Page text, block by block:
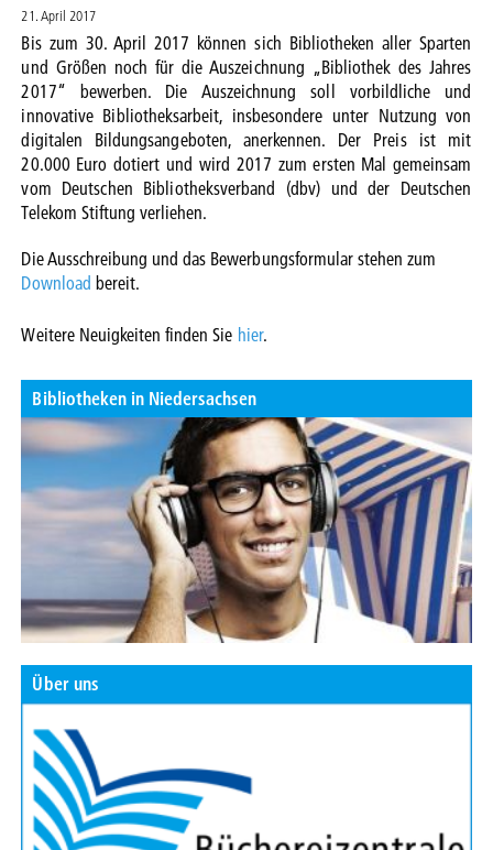
21. April 2017
Bis zum 30. April 2017 können sich Bibliotheken aller Sparten
und Größen noch für die Auszeichnung „Bibliothek des Jahres
2017“ bewerben. Die Auszeichnung soll vorbildliche und
innovative Bibliotheksarbeit, insbesondere unter Nutzung von
digitalen Bildungsangeboten, anerkennen. Der Preis ist mit
20.000 Euro dotiert und wird 2017 zum ersten Mal gemeinsam
vom Deutschen Bibliotheksverband (dbv) und der Deutschen
Telekom Stiftung verliehen.
Die Ausschreibung und das Bewerbungsformular stehen zum
Download bereit.
Weitere Neuigkeiten finden Sie hier.
Bibliotheken in Niedersachsen
Über uns